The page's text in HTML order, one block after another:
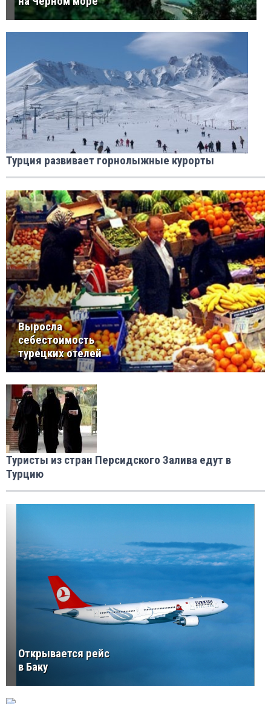
Турция развивает горнолыжные курорты
Выросла
себестоимость
турецких отелей
Туристы из стран Персидского Залива едут в
Турцию
Открывается рейс
в Баку